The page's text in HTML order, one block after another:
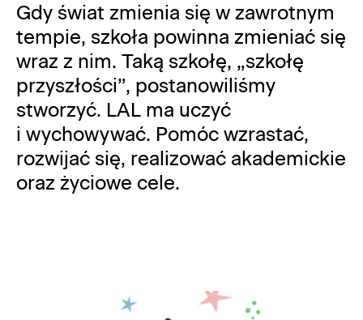
Gdy świat zmienia się w zawrotnym
tempie, szkoła powinna zmieniać się
wraz z nim. Taką szkołę, „szkołę
przyszłości”, postanowiliśmy
stworzyć. LAL ma uczyć
i wychowywać. Pomóc wzrastać,
rozwijać się, realizować akademickie
oraz życiowe cele.